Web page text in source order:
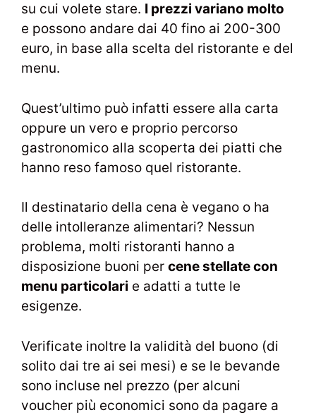
su cui volete stare. I prezzi variano molto
e possono andare dai 40 fino ai 200-300
euro, in base alla scelta del ristorante e del
menu.
Quest’ultimo può infatti essere alla carta
oppure un vero e proprio percorso
gastronomico alla scoperta dei piatti che
hanno reso famoso quel ristorante.
Il destinatario della cena è vegano o ha
delle intolleranze alimentari? Nessun
problema, molti ristoranti hanno a
disposizione buoni per cene stellate con
menu particolari e adatti a tutte le
esigenze.
Verificate inoltre la validità del buono (di
solito dai tre ai sei mesi) e se le bevande
sono incluse nel prezzo (per alcuni
voucher più economici sono da pagare a